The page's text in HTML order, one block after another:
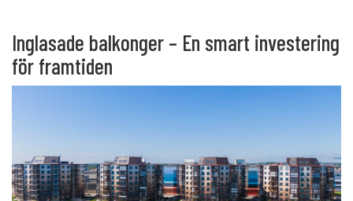
Inglasade balkonger – En smart investering
för framtiden